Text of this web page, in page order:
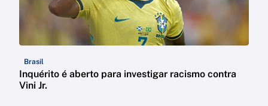
Brasil
Inquérito é aberto para investigar racismo contra
Vini Jr.